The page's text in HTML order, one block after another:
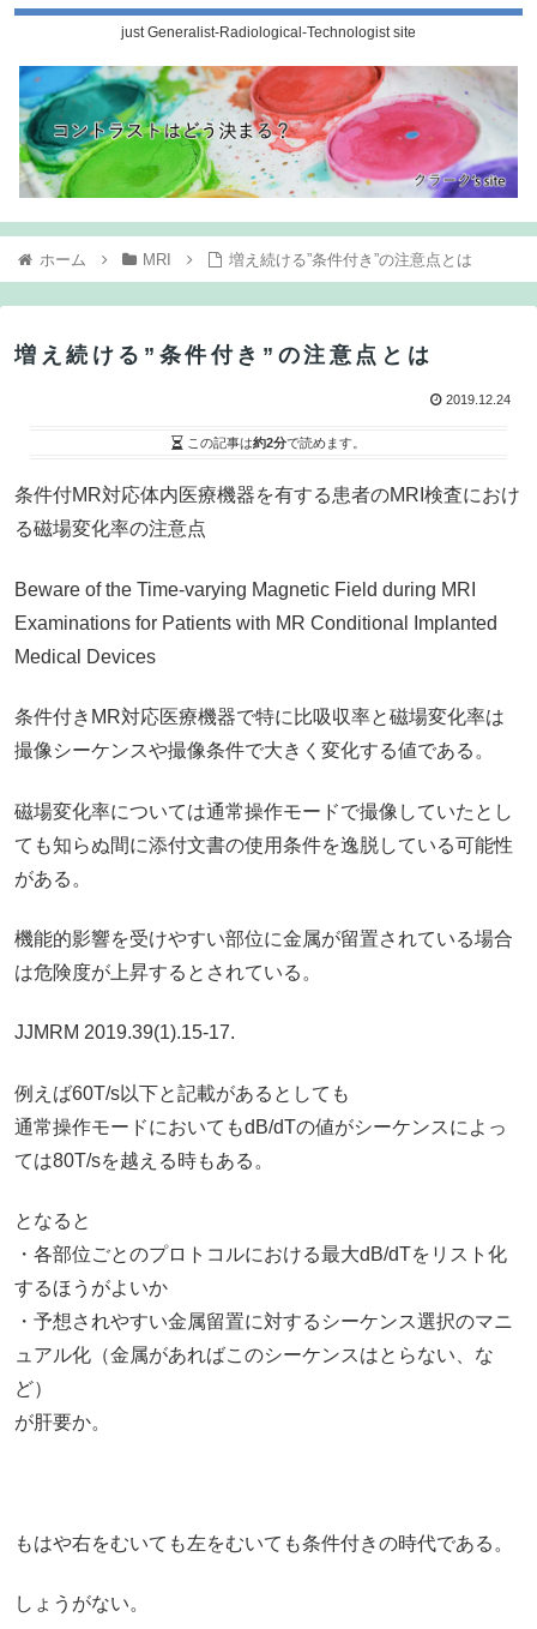
just Generalist-Radiological-Technologist site
ホーム MRI 増え続ける”条件付き”の注意点とは
増え続ける”条件付き”の注意点とは
2019.12.24
この記事は約2分で読めます。
条件付MR対応体内医療機器を有する患者のMRI 検査におけ
る磁場変化率の注意点
Beware of the Time-varying Magnetic Field during MRI
Examinations for Patients with MR Conditional Implanted
Medical Devices
条件付き MR対応医療機器で特に比吸収率と磁場変化率は
撮像シーケンスや撮像条件で大きく変化する値である。
磁場変化率については通常操作モードで撮像していたとし
ても知らぬ間に添付文書の使用条件を逸脱している可能性
がある。
機能的影響を受けやすい部位に金属が留置されている場合
は危険度が上昇するとされている。
JJMRM 2019.39(1).15-17.
例えば60T/s以下と記載があるとしても
通常操作モードにおいてもdB/dTの値がシーケンスによっ
ては80T/sを越える時もある。
となると
・各部位ごとのプロトコルにおける最大dB/dTをリスト化
するほうがよいか
・予想されやすい金属留置に対するシーケンス選択のマニ
ュアル化（金属があればこのシーケンスはとらない、な
ど）
が肝要か。
もはや右をむいても左をむいても条件付きの時代である。
しょうがない。